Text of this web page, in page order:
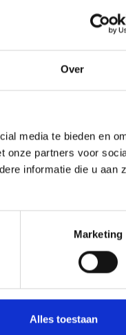
Over
media te bieden en
onze partners voor
informatie die u aan
Marketing
Alles toestaan
uw e-mail zo
mogelijk